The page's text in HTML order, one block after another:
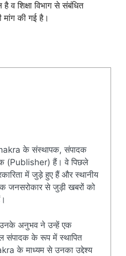
है व शिक्षा विभाग से संबंधित
मांग की गई है।
के संस्थापक, संपादक
(Publisher) हैं। वे पिछले
में जुड़े हुए हैं और स्थानीय
जनसरोकार से जुड़ी खबरों को
उनके अनुभव ने उन्हें एक
संपादक के रूप में स्थापित
के माध्यम से उनका उद्देश्य